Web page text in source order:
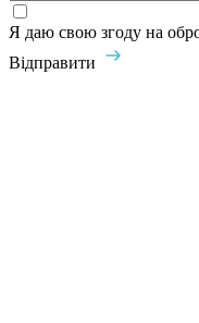
Я даю свою згоду на
Відправити